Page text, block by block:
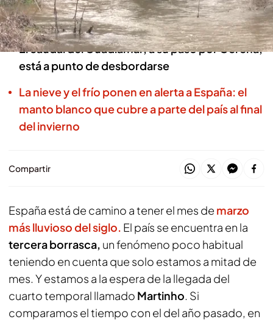
rachas de viento que han obligado a cerrar
algunas zonas
El caudal del Guadiamar, a su paso por Gerena,
está a punto de desbordarse
La nieve y el frío ponen en alerta a España: el
manto blanco que cubre a parte del país al final
del invierno
Compartir
España está de camino a tener el mes de marzo
más lluvioso del siglo. El país se encuentra en la
tercera borrasca, un fenómeno poco habitual
teniendo en cuenta que solo estamos a mitad de
mes. Y estamos a la espera de la llegada del
cuarto temporal llamado Martinho. Si
comparamos el tiempo con el del año pasado, en